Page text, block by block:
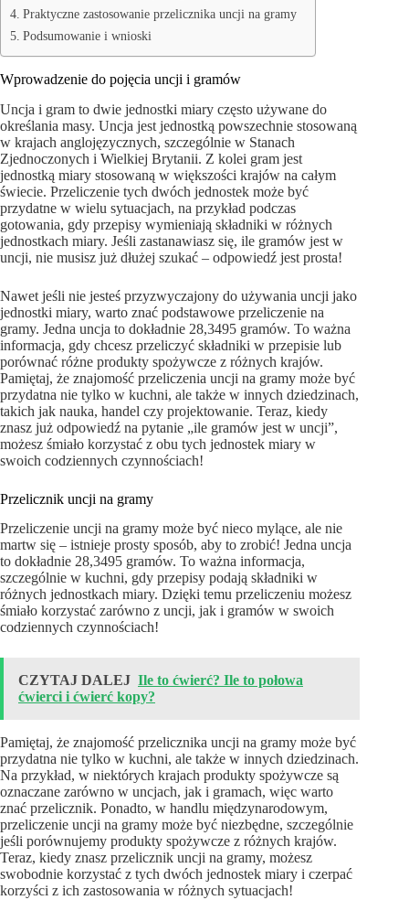
Praktyczne zastosowanie przelicznika uncji na gramy
Podsumowanie i wnioski
Wprowadzenie do pojęcia uncji i gramów
Uncja i gram to dwie jednostki miary często używane do
określania masy. Uncja jest jednostką powszechnie stosowaną
w krajach anglojęzycznych, szczególnie w Stanach
Zjednoczonych i Wielkiej Brytanii. Z kolei gram jest
jednostką miary stosowaną w większości krajów na całym
świecie. Przeliczenie tych dwóch jednostek może być
przydatne w wielu sytuacjach, na przykład podczas
gotowania, gdy przepisy wymieniają składniki w różnych
jednostkach miary. Jeśli zastanawiasz się, ile gramów jest w
uncji, nie musisz już dłużej szukać – odpowiedź jest prosta!
Nawet jeśli nie jesteś przyzwyczajony do używania uncji jako
jednostki miary, warto znać podstawowe przeliczenie na
gramy. Jedna uncja to dokładnie 28,3495 gramów. To ważna
informacja, gdy chcesz przeliczyć składniki w przepisie lub
porównać różne produkty spożywcze z różnych krajów.
Pamiętaj, że znajomość przeliczenia uncji na gramy może być
przydatna nie tylko w kuchni, ale także w innych dziedzinach,
takich jak nauka, handel czy projektowanie. Teraz, kiedy
znasz już odpowiedź na pytanie „ile gramów jest w uncji”,
możesz śmiało korzystać z obu tych jednostek miary w
swoich codziennych czynnościach!
Przelicznik uncji na gramy
Przeliczenie uncji na gramy może być nieco mylące, ale nie
martw się – istnieje prosty sposób, aby to zrobić! Jedna uncja
to dokładnie 28,3495 gramów. To ważna informacja,
szczególnie w kuchni, gdy przepisy podają składniki w
różnych jednostkach miary. Dzięki temu przeliczeniu możesz
śmiało korzystać zarówno z uncji, jak i gramów w swoich
codziennych czynnościach!
CZYTAJ DALEJ Ile to ćwierć? Ile to połowa
ćwierci i ćwierć kopy?
Pamiętaj, że znajomość przelicznika uncji na gramy może być
przydatna nie tylko w kuchni, ale także w innych dziedzinach.
Na przykład, w niektórych krajach produkty spożywcze są
oznaczane zarówno w uncjach, jak i gramach, więc warto
znać przelicznik. Ponadto, w handlu międzynarodowym,
przeliczenie uncji na gramy może być niezbędne, szczególnie
jeśli porównujemy produkty spożywcze z różnych krajów.
Teraz, kiedy znasz przelicznik uncji na gramy, możesz
swobodnie korzystać z tych dwóch jednostek miary i czerpać
korzyści z ich zastosowania w różnych sytuacjach!